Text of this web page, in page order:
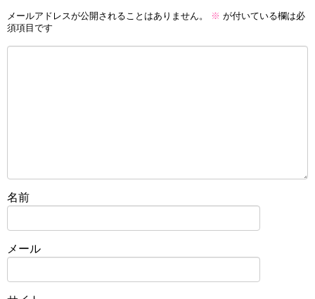
メールアドレスが公開されることはありません。 ※ が付いている欄は必
須項目です
名前
メール